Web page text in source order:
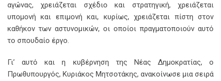
αγώνας, χρειάζεται σχέδιο και στρατηγική, χρειάζεται
υπομονή και επιμονή και, κυρίως, χρειάζεται πίστη στον
καθήκον των αστυνομικών, οι οποίοι πραγματοποιούν αυτό
το σπουδαίο έργο.
Γι’ αυτό και η κυβέρνηση της Νέας Δημοκρατίας, ο
Πρωθυπουργός, Κυριάκος Μητσοτάκης, ανακοίνωσε μια σειρά